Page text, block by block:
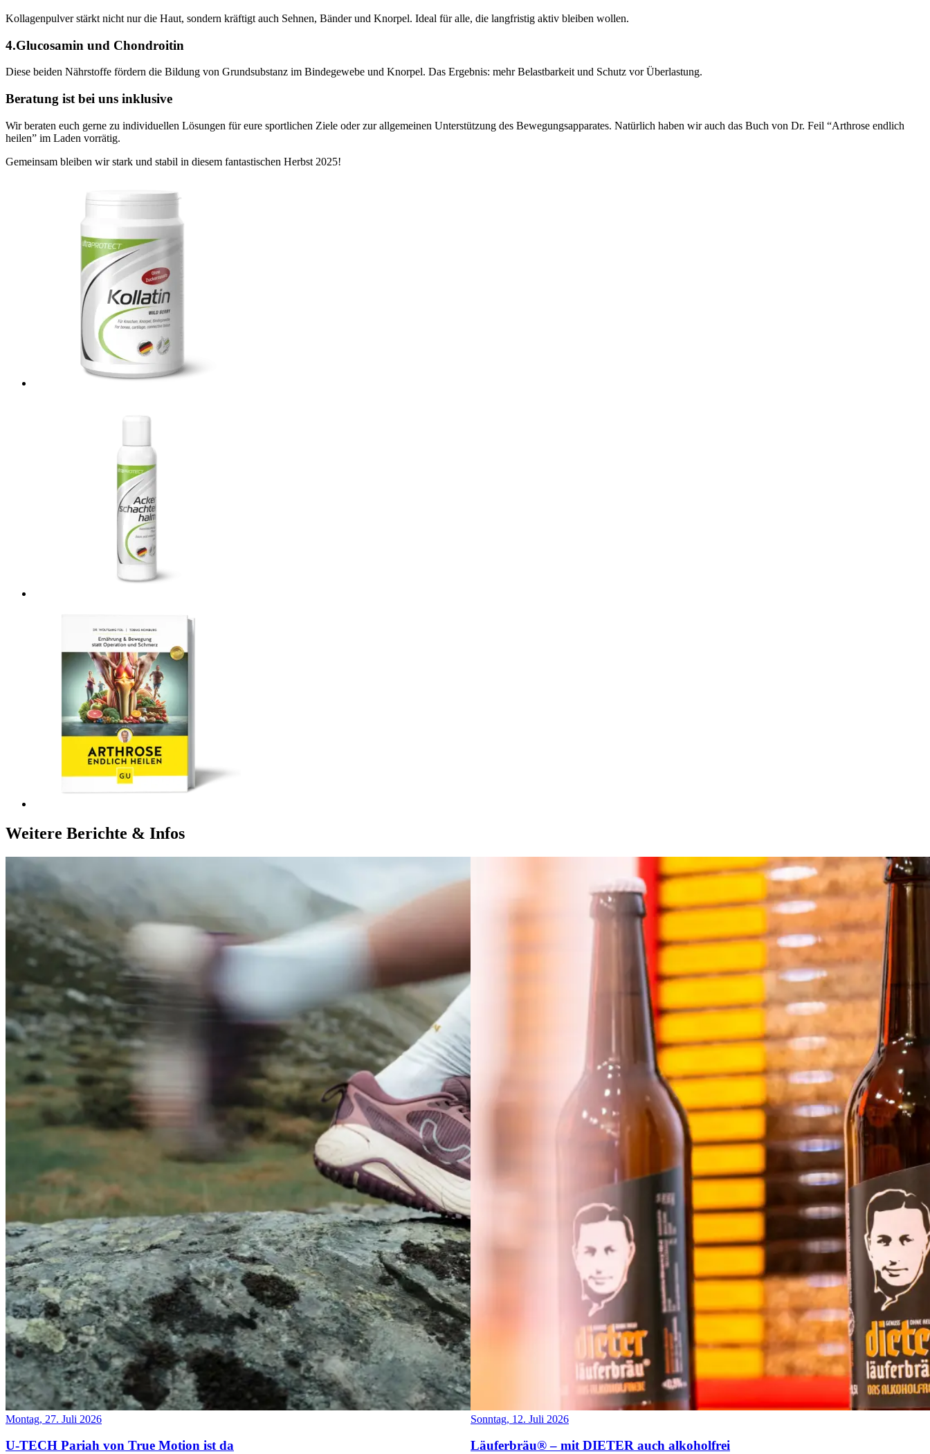
Kollagenpulver stärkt nicht nur die Haut, sondern kräftigt auch Sehnen, Bänder und Knorpel. Ideal für alle, die langfristig aktiv bleiben wollen.
4.Glucosamin und Chondroitin
Diese beiden Nährstoffe fördern die Bildung von Grundsubstanz im Bindegewebe und Knorpel. Das Ergebnis: mehr Belastbarkeit und Schutz vor Überlastung.
Beratung ist bei uns inklusive
Wir beraten euch gerne zu individuellen Lösungen für eure sportlichen Ziele oder zur allgemeinen Unterstützung des Bewegungsapparates. Natürlich haben wir auch das Buch von Dr. Feil “Arthrose endlich
heilen” im Laden vorrätig.
Gemeinsam bleiben wir stark und stabil in diesem fantastischen Herbst 2025!
Weitere Berichte & Infos
Montag, 27. Juli 2026
U-TECH Pariah von True Motion ist da
Sonntag, 12. Juli 2026
Läuferbräu® – mit DIETER auch alkoholfrei